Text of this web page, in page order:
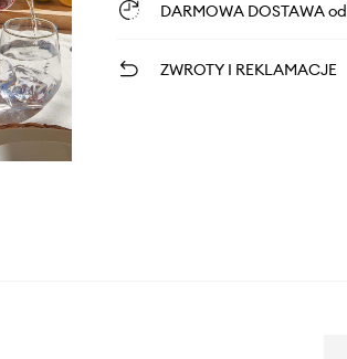
DARMOWA DOSTAWA od
ZWROTY I REKLAMACJE